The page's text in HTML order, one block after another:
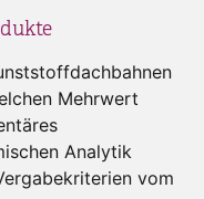
Mehrwert
Analytik
vom